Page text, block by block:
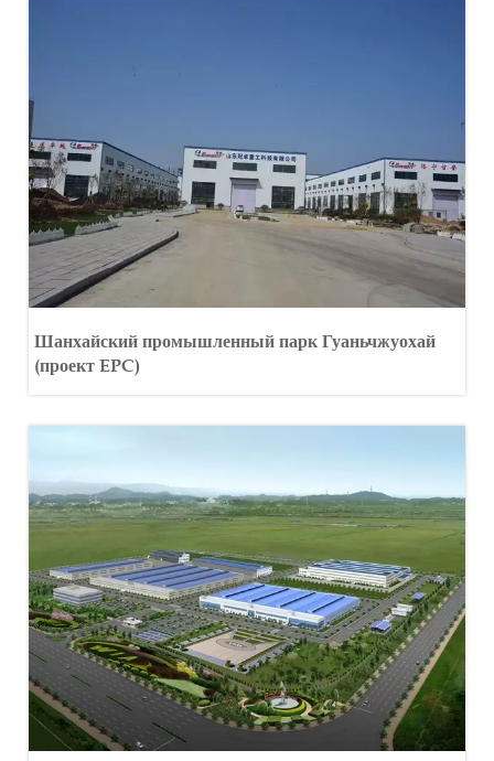
Шанхайский промышленный парк Гуаньчжуохай
(проект EPC)